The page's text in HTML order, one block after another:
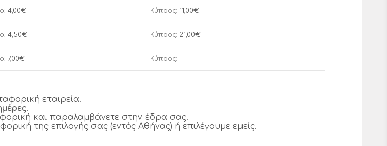
4,00€ Κύπρος: 11,00€
4,50€ Κύπρος: 21,00€
7,00€ Κύπρος: –
εταιρεία.
.
και παραλαμβάνετε στην έδρα σας.
της επιλογής σας (εντός Αθήνας) ή επιλέγουμε εμείς.